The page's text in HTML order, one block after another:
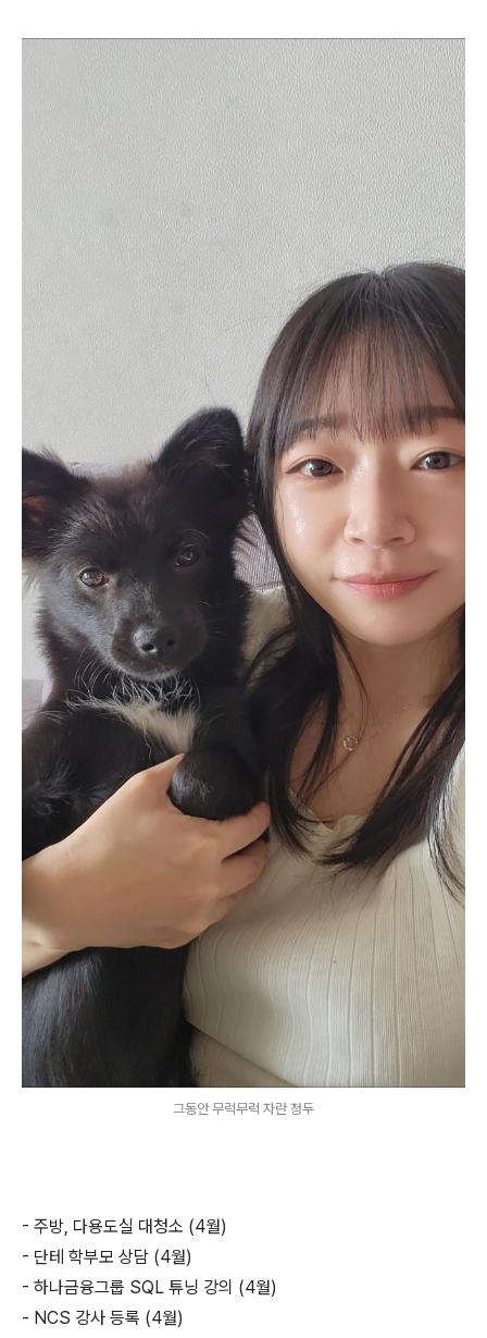
그동안 무럭무럭 자란 정두
- 주방, 다용도실 대청소 (4월)
- 단테 학부모 상담 (4월)
- 하나금융그룹 SQL 튜닝 강의 (4월)
- NCS 강사 등록 (4월)